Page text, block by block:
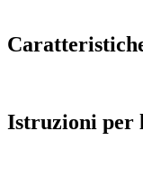
Istruzioni per